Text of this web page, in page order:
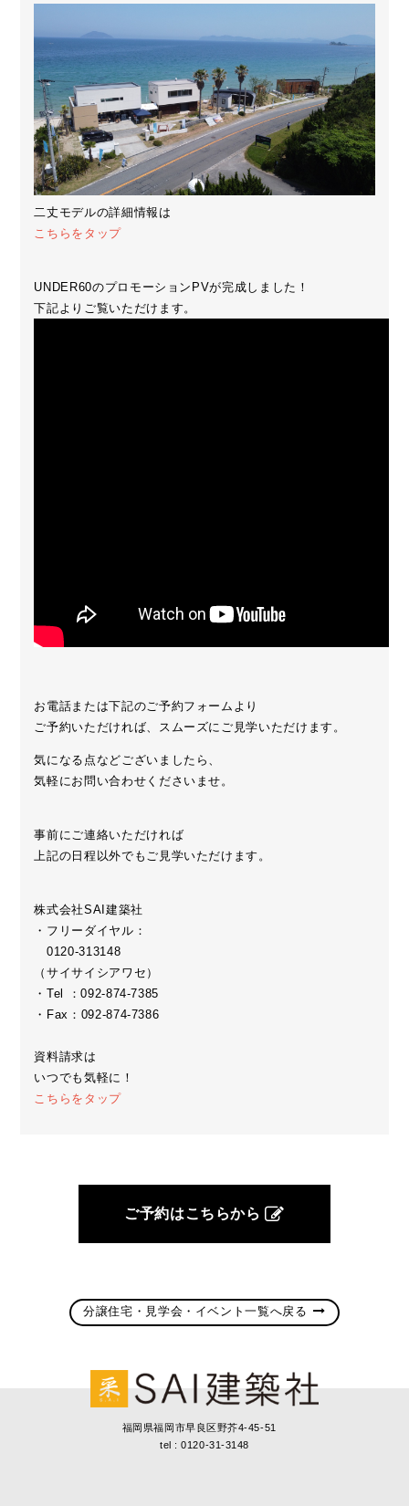
二丈モデルの詳細情報は
こちらをタップ
UNDER60のプロモーションPVが完成しました！
下記よりご覧いただけます。
お電話または下記のご予約フォームより
ご予約いただければ、スムーズにご見学いただけます。
気になる点などございましたら、
気軽にお問い合わせくださいませ。
事前にご連絡いただければ
上記の日程以外でもご見学いただけます。
株式会社SAI建築社
・フリーダイヤル：
0120-313148
（サイサイシアワセ）
・Tel ：092-874-7385
・Fax：092-874-7386
資料請求は
いつでも気軽に！
こちらをタップ
ご予約はこちらから
分譲住宅・見学会・イベント一覧へ戻る
福岡県福岡市早良区野芥4-45-51
tel : 0120-31-3148